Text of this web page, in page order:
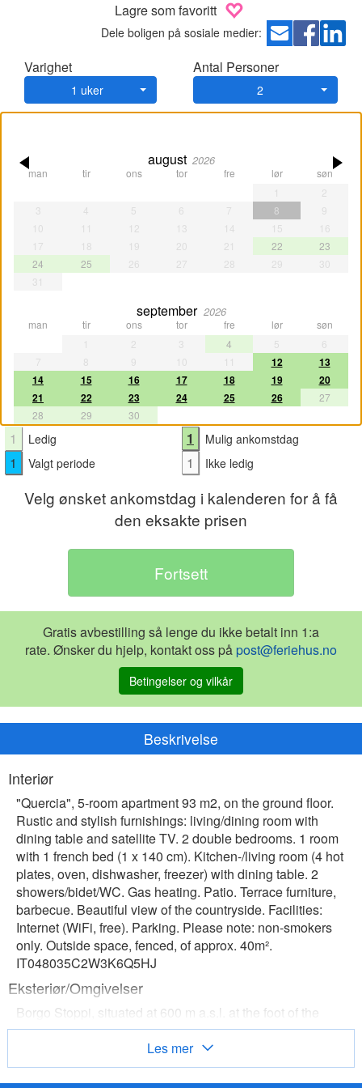
Lagre som favoritt
Dele boligen på sosiale medier:
Varighet
1 uker
Antal Personer
2
august 2026
man tir ons tor fre lør
søn
1
2
3
4 5 6 7 8
9
10
11 12 13 14 15
16
17
18 19 20 21 22
23
24
25 26 27 28 29
30
31
september 2026
man tir ons tor fre lør
søn
1
2 3 4 5
6
7
8 9 10 11 12
13
14
15 16 17 18 19
20
21
22 23 24 25 26
27
28
29 30
1 Ledig 1 Mulig ankomstdag
1 Valgt periode 1 Ikke ledig
Velg ønsket ankomstdag i kalenderen for å få
den eksakte prisen
Gratis avbestilling så lenge du ikke betalt inn 1:a
rate. Ønsker du hjelp, kontakt oss på post@feriehus.no
Betingelser og vilkår
Beskrivelse
Interiør
"Quercia", 5-room apartment 93 m2, on the ground floor.
Rustic and stylish furnishings: living/dining room with
dining table and satellite TV. 2 double bedrooms. 1 room
with 1 french bed (1 x 140 cm). Kitchen-/living room (4 hot
plates, oven, dishwasher, freezer) with dining table. 2
showers/bidet/WC. Gas heating. Patio. Terrace furniture,
barbecue. Beautiful view of the countryside. Facilities:
Internet (WiFi, free). Parking. Please note: non-smokers
only. Outside space, fenced, of approx. 40m².
IT048035C2W3K6Q5HJ
Eksteriør/Omgivelser
Borgo Stoppi, situated at 600 m a.s.l. at the foot of the
Castello Poggio alla Regina, was a property of the counts
Guidi since the 11th Century and after some changes of
owners, in the 14th Century it became the main centre of
the medieval district named "Curia del Castiglione" and
Les mer